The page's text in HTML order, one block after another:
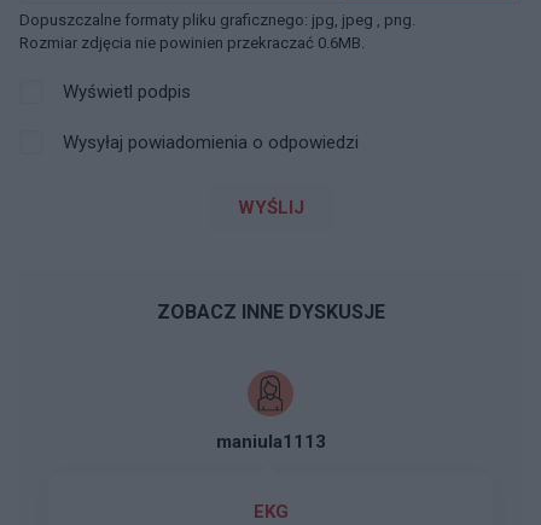
Dopuszczalne formaty pliku graficznego: jpg, jpeg , png.
Rozmiar zdjęcia nie powinien przekraczać 0.6MB.
Wyświetl podpis
Wysyłaj powiadomienia o odpowiedzi
WYŚLIJ
ZOBACZ INNE DYSKUSJE
maniula1113
EKG